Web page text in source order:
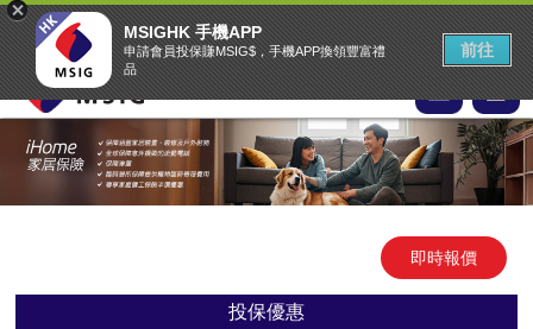
MSIG網上投保網站 MSIG首頁 EASY Claims 中文 ▾
即時報價
投保優惠
MSIGHK 手機APP
申請會員投保賺MSIG$，手機APP換領豐富禮
品
前往